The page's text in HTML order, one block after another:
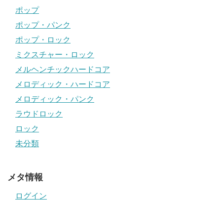
ポップ
ポップ・パンク
ポップ・ロック
ミクスチャー・ロック
メルヘンチックハードコア
メロディック・ハードコア
メロディック・パンク
ラウドロック
ロック
未分類
メタ情報
ログイン